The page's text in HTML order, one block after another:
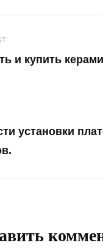
и купить
установки